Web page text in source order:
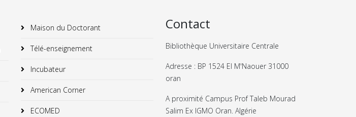
Maison du Doctorant
Télé-enseignement
Incubateur
American Corner
ECOMED
Contact
Bibliothèque Universitaire Centrale
Adresse : BP 1524 El M'Naouer 31000
oran
A proximité Campus Prof Taleb Mourad
Salim Ex IGMO Oran. Algérie